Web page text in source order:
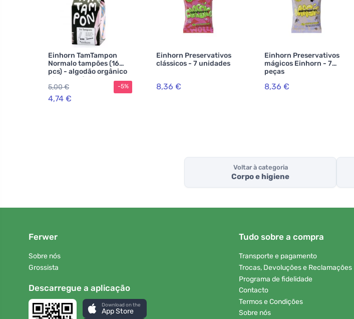
Einhorn TamTampon
Normalo tampões (16
pcs) - algodão orgânico
hipoalergénico
5,00 €
4,74 €
-5%
Einhorn Preservativos
clássicos - 7 unidades
8,36 €
Einhorn Preservativos
mágicos Einhorn - 7
peças
8,36 €
Voltar à categoria
Corpo e higiene
Ferwer
Sobre nós
Grossista
Descarregue a aplicação
Download on the
App Store
Tudo sobre a compra
Transporte e pagamento
Trocas, Devoluções e Reclamações
Programa de fidelidade
Contacto
Termos e Condições
Sobre nós